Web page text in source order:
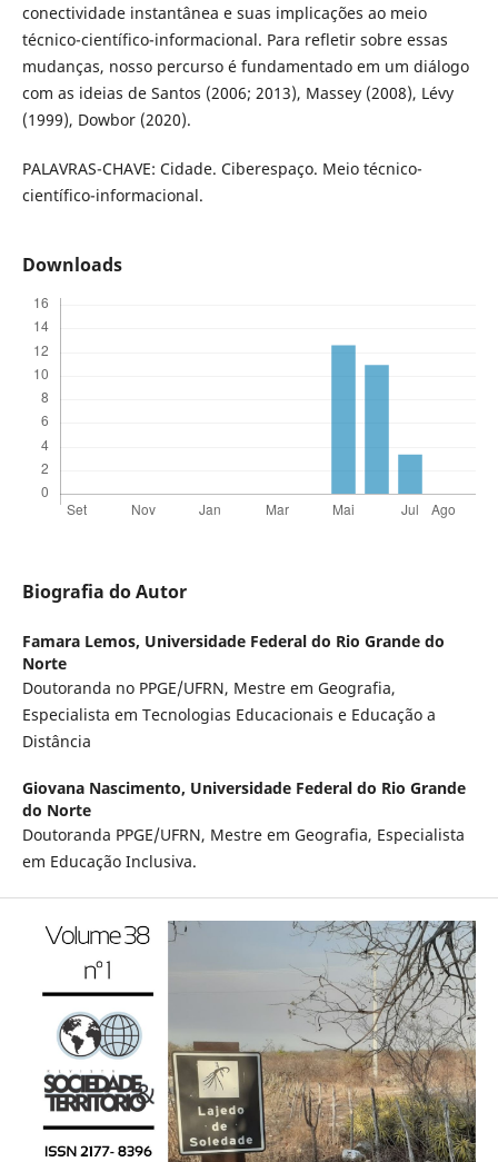
conectividade instantânea e suas implicações ao meio
técnico-científico-informacional. Para refletir sobre essas
mudanças, nosso percurso é fundamentado em um diálogo
com as ideias de Santos (2006; 2013), Massey (2008), Lévy
(1999), Dowbor (2020).
PALAVRAS-CHAVE: Cidade. Ciberespaço. Meio técnico-
científico-informacional.
Downloads
Biografia do Autor
Famara Lemos, Universidade Federal do Rio Grande do
Norte
Doutoranda no PPGE/UFRN, Mestre em Geografia,
Especialista em Tecnologias Educacionais e Educação a
Distância
Giovana Nascimento, Universidade Federal do Rio Grande
do Norte
Doutoranda PPGE/UFRN, Mestre em Geografia, Especialista
em Educação Inclusiva.